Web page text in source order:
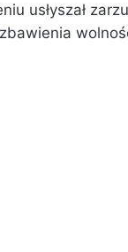
usłyszał